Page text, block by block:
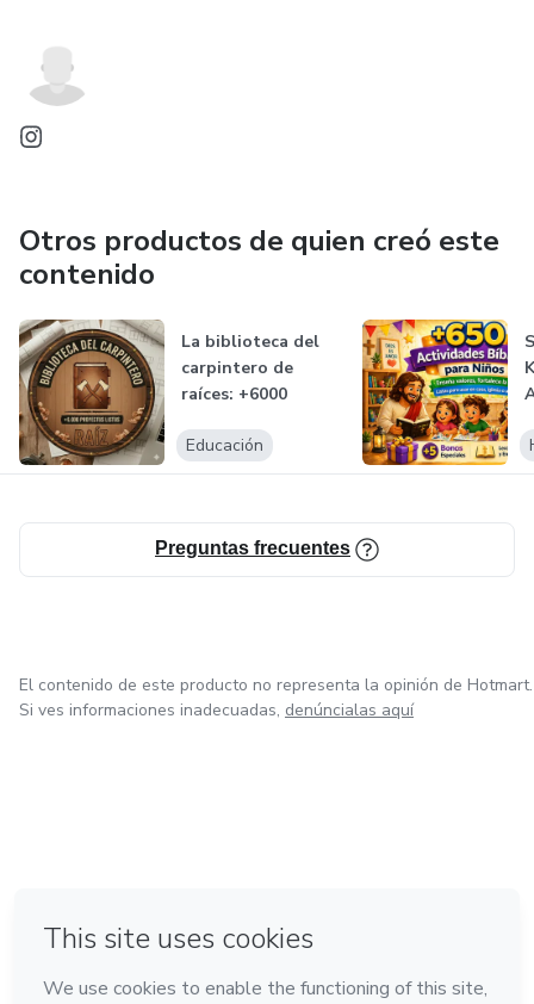
Otros productos de quien creó este
contenido
La biblioteca del
carpintero de
raíces: +6000
Educación
Preguntas frecuentes
El contenido de este producto no representa la opinión de Hotmart.
Si ves informaciones inadecuadas, denúncialas aquí
Hecho con❤ en Ciudad de México